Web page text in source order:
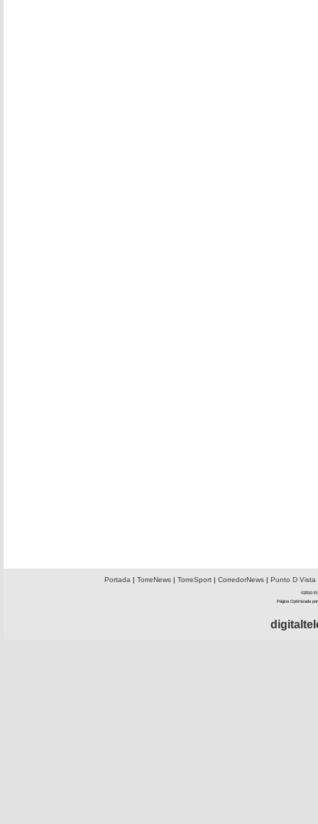
Portada | TorreNews| TorreSport| CorredorNews| Punto D Vista
©2010 El
Página Optimizada